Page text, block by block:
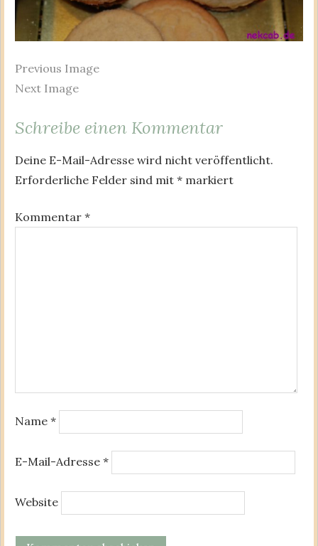
Previous Image
Next Image
Schreibe einen Kommentar
Deine E-Mail-Adresse wird nicht veröffentlicht.
Erforderliche Felder sind mit * markiert
Kommentar *
Name *
E-Mail-Adresse *
Website